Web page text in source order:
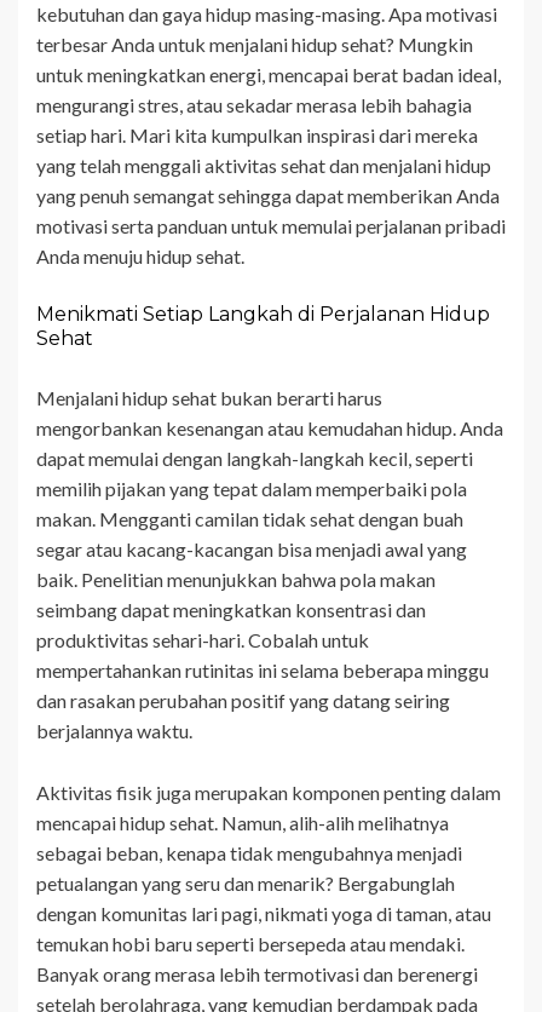
kebutuhan dan gaya hidup masing-masing. Apa motivasi
terbesar Anda untuk menjalani hidup sehat? Mungkin
untuk meningkatkan energi, mencapai berat badan ideal,
mengurangi stres, atau sekadar merasa lebih bahagia
setiap hari. Mari kita kumpulkan inspirasi dari mereka
yang telah menggali aktivitas sehat dan menjalani hidup
yang penuh semangat sehingga dapat memberikan Anda
motivasi serta panduan untuk memulai perjalanan pribadi
Anda menuju hidup sehat.
Menikmati Setiap Langkah di Perjalanan Hidup
Sehat
Menjalani hidup sehat bukan berarti harus
mengorbankan kesenangan atau kemudahan hidup. Anda
dapat memulai dengan langkah-langkah kecil, seperti
memilih pijakan yang tepat dalam memperbaiki pola
makan. Mengganti camilan tidak sehat dengan buah
segar atau kacang-kacangan bisa menjadi awal yang
baik. Penelitian menunjukkan bahwa pola makan
seimbang dapat meningkatkan konsentrasi dan
produktivitas sehari-hari. Cobalah untuk
mempertahankan rutinitas ini selama beberapa minggu
dan rasakan perubahan positif yang datang seiring
berjalannya waktu.
Aktivitas fisik juga merupakan komponen penting dalam
mencapai hidup sehat. Namun, alih-alih melihatnya
sebagai beban, kenapa tidak mengubahnya menjadi
petualangan yang seru dan menarik? Bergabunglah
dengan komunitas lari pagi, nikmati yoga di taman, atau
temukan hobi baru seperti bersepeda atau mendaki.
Banyak orang merasa lebih termotivasi dan berenergi
setelah berolahraga, yang kemudian berdampak pada